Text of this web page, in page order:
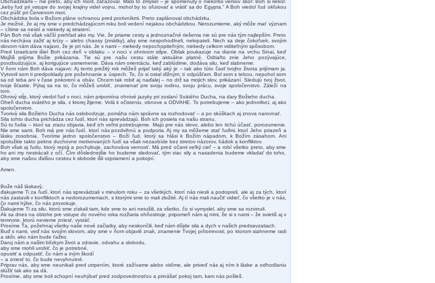
Obchádzkami – nie preto, aby ich moril, zaťažoval. Malo to zmysel – je spomenutý o niekoľko veršov skôr: Boh si riekol:
„keby ľud pri vstupe do svojej krajiny videl vojnu, mohol by to oľutovať a vrátiť sa do Egypta.“ A Boh viedol ľud okľukou
cez púšť pri Červenom mori.
Obchádzka bola v Božom pláne ochranou pred protivníkmi. Preto zaplánoval obchádzku.
Je možné, že aj my sme v predchádzajúcom roku boli vedení nejakou obchádzkou. Nerozumieme, aký môže mať význam
– cítime sa neistí a niekedy aj stratení.
Pán Boh má však väčší prehľad ako my. Vie, že priame cesty a jednoznačné riešenia nie sú pre nás tým najlepším. Preto
nás necháva zažiť aj krízy – alebo chaosy (zmätky), aby sme nespohodlneli, nekrpateli. Nech sa deje čokoľvek, svojím
slovom nám dáva najavo, že je pri nás. Je s nami – niekedy nepochopiteľným, niekedy celkom viditeľným spôsobom.
Pred Izraelcami išiel Boh cez deň v oblaku – v noci v ohnivom stĺpe. Oblak poukazuje na dianie na vrchu Sinai, keď
Mojžiš prijíma Božie prikázania. Tie sú pre našu cestu stále aktuálne platné. Odtiaľto znie Jeho pozývajúce,
povzbudzujúce, aj korigujúce usmernenie. Dáva nám orientáciu, keď zablúdime, dodáva silu, keď slabneme.
V ňom nám Boh dáva najavo: Aj tento prežitý rok môžeš prijať taký aký je – tak ako túto časť tvojho života prijímam ja.
Vytvoril som ti predpoklady pre požehnanie a úspech. To, čo si ostal dlžným, ti odpúšťam. Bol som s tebou, nepohol som
sa od teba ani v čase pokorení a obáv. Chcem tak robiť aj naďalej – no drž sa mojich slov, prikázaní. Sledujú tvoj život,
tvoje šťastie. Pýtaj sa na to, čo môžeš urobiť, znamenať pre svoju rodinu, svoju prácu, svoje spoločenstvo. Záleží na
tom.
Ohnivý stĺp, ktorý viedol ľud v noci, nám pripomína ohnivé jazyky pri zoslaní Svätého Ducha, na dary Božieho ducha.
Oheň ducha svätého je sila, z ktorej žijeme. Volá k očisteniu, obnove a ODVAHE. To potrebujeme – ako jednotlivci, aj ako
spoločenstvo.
Tvorivá sila Božieho Ducha nás oslobodzuje, pomáha nám správne sa rozhodovať – a po skúškach aj znova narovnať.
Sila tohto ducha prichádza cez ľudí, ktorí nás sprevádzajú. Boh ich posiela na našu stranu.
Sú to ľudia – ktorí sa zrazu objavia, keď ich veľmi potrebujeme. Majú pre nás slovo, alebo len tichú účasť, porozumenie.
Nie sme sami. Boh má pre nás ľudí, ktorí nás pozdvihnú a podporia. Aj my sa môžeme stať ľuďmi, ktorí Jeho priazeň a
lásku zosobnia. Tvoríme jedno spoločenstvo – Boží ľud, ktorý sa hlási k Božím nápadom, k Božím zásahom. Ani
spolužitie takto pekne duchovne motivovaných ľudí sa však nezaobíde bez stretov názorov, hádok a konfliktov.
Boh však aj ľudu, ktorý reptá a pochybuje, zachováva vernosť. Má pred očami veľký cieľ – a robí všetko preto, aby sme
ho ani my nestrácali z očí. Čím dôslednejšie ho budeme sledovať, tým viac sily a nasadenia budeme vkladať do toho,
aby sme našou ďalšou cestou k slobode išli vzpriamení a pokojní.
Amen.
Bože náš láskavý,
ďakujeme Ti za ľudí, ktorí nás sprevádzali v minulom roku – za všetkých, ktorí nás niesli a podopreli, ale aj za tých, ktorí
nás zastavili v konfliktoch a nedorozumeniach, s ktorými sme to mali zložité. Aj tí nás mali naučiť vidieť, čo všetko je v nás,
čo nami hýbe, čo nás provokuje.
Ďakujeme Ti za silu, ktorú sme získali tam, kde sme to ani netušili, za všetko, čo si vymyslel, aby sme sa rozvinuli.
Ak sa dnes na oblohe pre vstupe do nového roka rozžiaria ohňostroje, pripomeň nám aj nimi, že si s nami – že svietiš aj v
temnote, ktorú nevieme zniesť, vystáť.
Prosíme Ťa, požehnaj všetky naše nové začiatky, aby neskončili, keď nám dôjde sila a dych v našich predsavzatiach.
Buď s nami, veď nás svojím slovom, aby sme v ňom objavili znak, znamenie Tvojej prítomnosti, po ktorom siahneme radi
a skôr, ako nám bude ťažko.
Daruj nám a našim blízkym život a zdravie, odvahu a slobodu,
aby sme mohli urobiť, čo je potrebné,
opustiť a odpustiť, čo nám a iným škodí
– a zniesť to, čo bude nevyhnutné.
Priprav nás, aby sme neunikali pred utrpením, ktoré zažívame alebo vidíme, ale priveď nás aj ním k láske a odhodlaniu
slúžiť tak ako sa dá.
Prosíme, aby sme boli schopní neuhýbať pred zodpovednosťou a prinášať pokoj tam, kam nás pošleš.